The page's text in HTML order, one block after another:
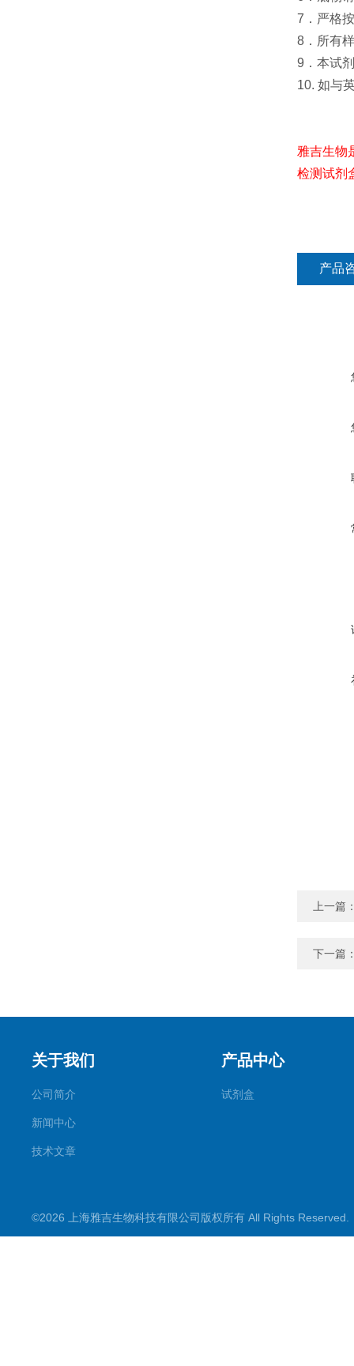
7．严格
8．所有
9．本试
10. 如与
雅吉生物
检测试剂
产品
上一篇
下一篇
关于我们
公司简介
新闻中心
技术文章
产品中心
试剂盒
©2026 上海雅吉生物科技有限公司版权所有 All Rights